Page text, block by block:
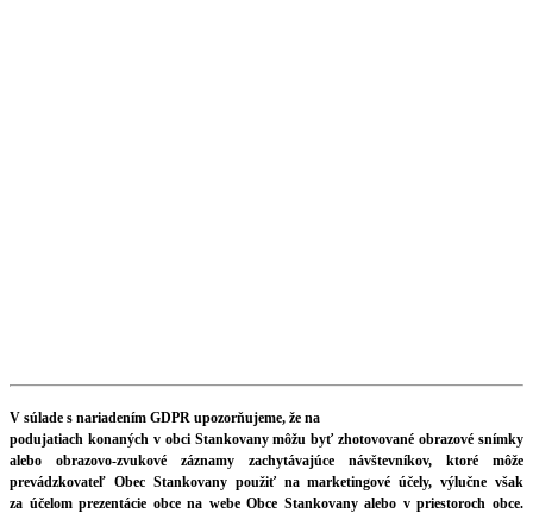
V súlade s nariadením GDPR upozorňujeme, že na
podujatiach konaných v obci Stankovany môžu byť zhotovované obrazové snímky
alebo obrazovo-zvukové záznamy zachytávajúce návštevníkov, ktoré môže
prevádzkovateľ Obec Stankovany použiť na marketingové účely, výlučne však
za účelom prezentácie obce na webe Obce Stankovany alebo v priestoroch obce.